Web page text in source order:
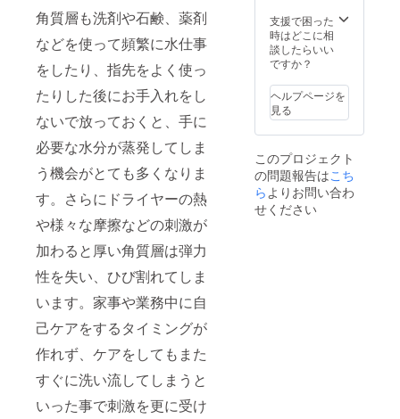
角質層も洗剤や石鹸、薬剤
などを使って頻繁に水仕事
をしたり、指先をよく使っ
たりした後にお手入れをし
ないで放っておくと、手に
必要な水分が蒸発してしま
う機会がとても多くなりま
す。さらにドライヤーの熱
や様々な摩擦などの刺激が
加わると厚い角質層は弾力
性を失い、ひび割れてしま
います。家事や業務中に自
己ケアをするタイミングが
作れず、ケアをしてもまた
すぐに洗い流してしまうと
いった事で刺激を更に受け
支援で困った
時はどこに相
談したらいい
ですか？
ヘルプページを
見る
このプロジェクト
の問題報告はこち
らよりお問い合わ
せください